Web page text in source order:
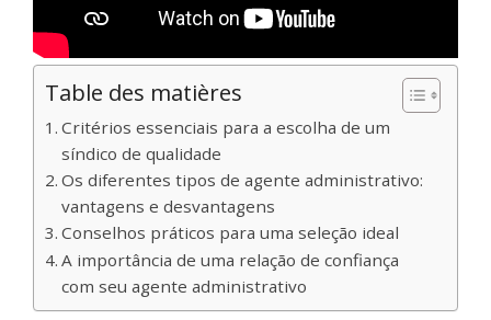
Table des matières
Critérios essenciais para a escolha de um
síndico de qualidade
Os diferentes tipos de agente administrativo:
vantagens e desvantagens
Conselhos práticos para uma seleção ideal
A importância de uma relação de confiança
com seu agente administrativo